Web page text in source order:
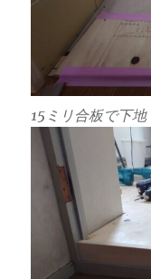
15ミリ合板で下地